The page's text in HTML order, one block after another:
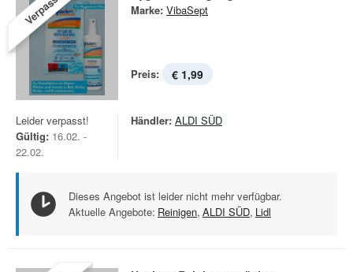
Marke: VibaSept
Preis: € 1,99
Leider verpasst!
Gültig: 16.02. -
22.02.
Händler: ALDI SÜD
Dieses Angebot ist leider nicht mehr verfügbar.
Aktuelle Angebote: Reinigen, ALDI SÜD, Lidl